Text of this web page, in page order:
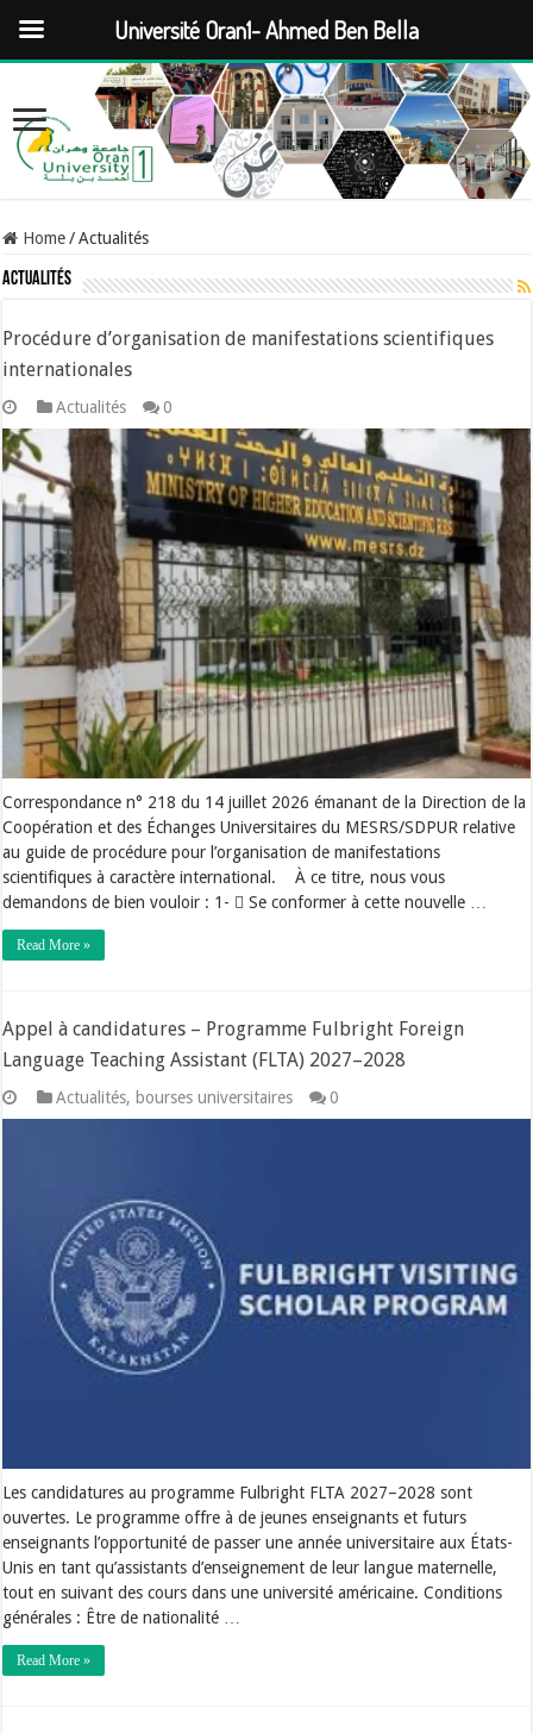
Home / Actualités
Actualités
Procédure d’organisation de manifestations scientifiques
internationales
Actualités 0
Correspondance n° 218 du 14 juillet 2026 émanant de la Direction de la
Coopération et des Échanges Universitaires du MESRS/SDPUR relative
au guide de procédure pour l’organisation de manifestations
scientifiques à caractère international. À ce titre, nous vous
demandons de bien vouloir : 1- ٌSe conformer à cette nouvelle …
Read More »
Appel à candidatures – Programme Fulbright Foreign
Language Teaching Assistant (FLTA) 2027–2028
Actualités, bourses universitaires 0
Les candidatures au programme Fulbright FLTA 2027–2028 sont
ouvertes. Le programme offre à de jeunes enseignants et futurs
enseignants l’opportunité de passer une année universitaire aux États-
Unis en tant qu’assistants d’enseignement de leur langue maternelle,
tout en suivant des cours dans une université américaine. Conditions
générales : Être de nationalité …
Read More »
Université Oran1- Ahmed Ben Bella